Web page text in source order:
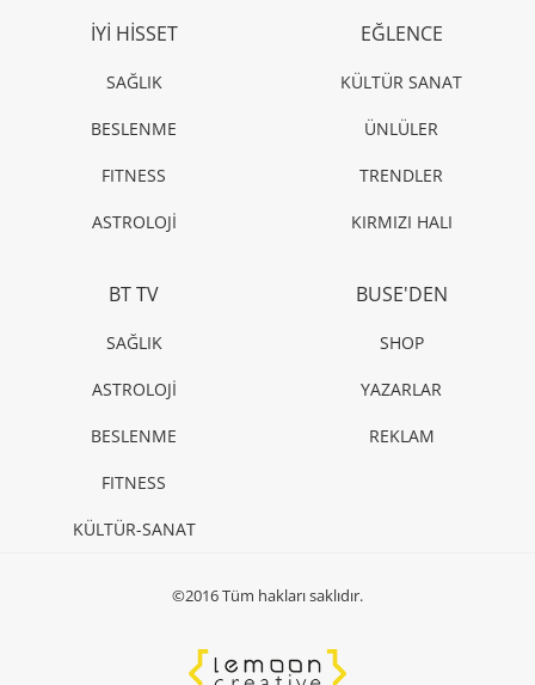
İYİ HİSSET
SAĞLIK
BESLENME
FITNESS
ASTROLOJİ
EĞLENCE
KÜLTÜR SANAT
ÜNLÜLER
TRENDLER
KIRMIZI HALI
BT TV
SAĞLIK
ASTROLOJİ
BESLENME
FITNESS
KÜLTÜR-SANAT
BUSE'DEN
SHOP
YAZARLAR
REKLAM
©2016 Tüm hakları saklıdır.